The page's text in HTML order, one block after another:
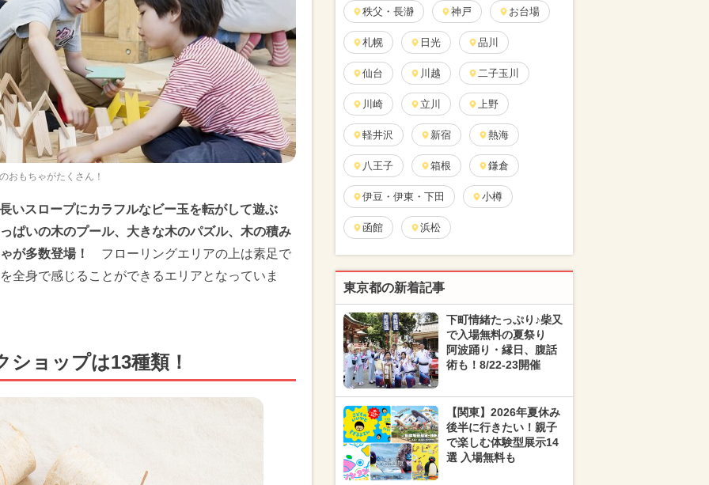
おもちゃがたくさん！
いスロープにカラフルなビー玉を転がして遊ぶ
ぱいの木のプール、大きな木のパズル、木の積み
が多数登場！
フローリングエリアの上は素足で
全身で感じることができるエリアとなっていま
ョップは13種類！
秩父・長瀞 神戸 お台場
札幌 日光 品川
仙台 川越 二子玉川
川崎 立川 上野
軽井沢 新宿 熱海
八王子 箱根 鎌倉
伊豆・伊東・下田 小樽
函館 浜松
東京都の新着記事
下町情緒たっぷり♪柴又
で入場無料の夏祭り
阿波踊り・縁日、腹話
術も！8/22-23開催
【関東】2026年夏休み
後半に行きたい！親子
で楽しむ体験型展示14
選 入場無料も